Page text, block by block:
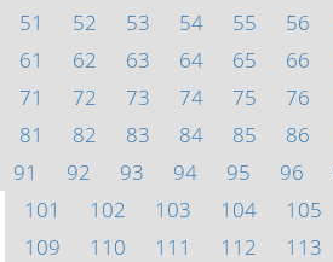
51
52 53 54 55 56
61
62 63 64 65 66
71
72 73 74 75 76
81
82 83 84 85 86
91
92 93 94 95 96
101
102 103 104 105
109
110 111 112 113